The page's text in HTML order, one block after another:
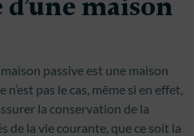
passive est une maison
n’est pas le cas, même si en effet,
la conservation de la
de la vie courante, que ce soit la